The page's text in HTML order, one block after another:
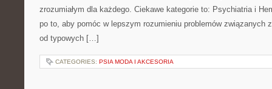
zrozumiałym dla każdego. Ciekawe kategorie to: Psychiatria i
po to, aby pomóc w lepszym rozumieniu problemów związanych
od typowych […]
CATEGORIES: PSIA MODA I AKCESORIA